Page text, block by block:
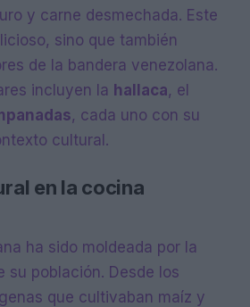
y carne desmechada. Este
sino que también
de la bandera venezolana.
incluyen la hallaca, el
, cada uno con su
cultural.
en la cocina
ha sido moldeada por la
su población. Desde los
que cultivaban maíz y